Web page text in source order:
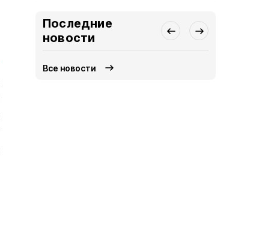
Последние
новости
Все новости